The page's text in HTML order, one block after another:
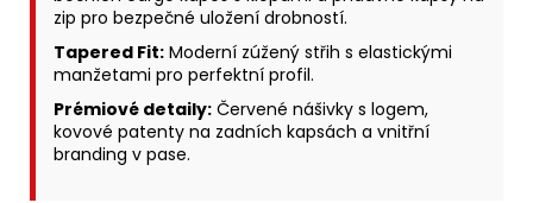
zip pro bezpečné uložení drobností.
Tapered Fit: Moderní zúžený střih s elastickými
manžetami pro perfektní profil.
Prémiové detaily: Červené nášivky s logem,
kovové patenty na zadních kapsách a vnitřní
branding v pase.